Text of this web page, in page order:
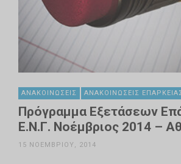
ΑΝΑΚΟΙΝΏΣΕΙΣ ΑΝΑΚΟΙΝΏΣΕΙΣ
Πρόγραμμα Εξετάσεων
Ε.Ν.Γ. Νοέμβριος 2014 –
15 ΝΟΕΜΒΡΊΟΥ, 2014